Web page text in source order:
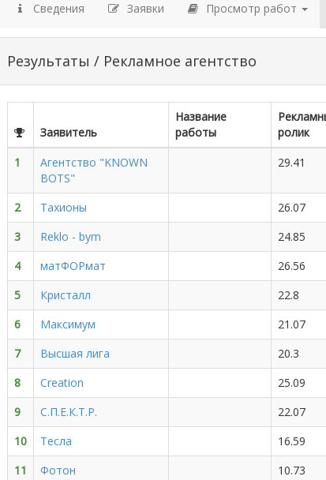
Сведения Заявки Просмотр работ
Результаты / Рекламное агентство
Заявитель
Название
работы
ролик
1
Агентство "KNOWN
BOTS"
29.41
2 Тахионы 26.07
3
Reklo - bym 24.85
4
матФОРмат 26.56
5
Кристалл 22.8
6
Максимум 21.07
7
Высшая лига 20.3
8
Creation 25.09
9
С.П.Е.К.Т.Р. 22.07
10
Тесла 16.59
11
Фотон 10.73